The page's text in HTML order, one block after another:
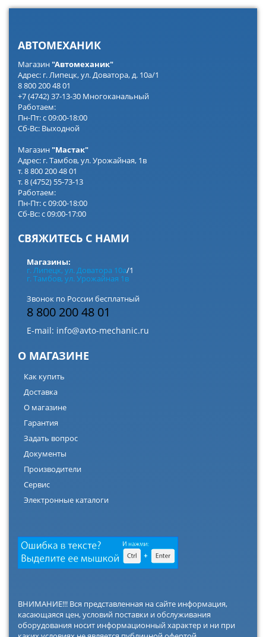
АВТОМЕХАНИК
Магазин"Автомеханик"
Адрес: г. Липецк, ул. Доватора, д. 10а/1
8 800 200 48 01
+7 (4742) 37-13-30 Многоканальный
Работаем:
Пн-Пт: с 09:00-18:00
Сб-Вс: Выходной
Магазин"Мастак"
Адрес: г. Тамбов, ул. Урожайная, 1в
т. 8 800 200 48 01
т. 8 (4752) 55-73-13
Работаем:
Пн-Пт: с 09:00-18:00
Сб-Вс: с 09:00-17:00
СВЯЖИТЕСЬ С НАМИ
Магазины:
г. Липецк, ул. Доватора 10а/1
г. Тамбов, ул. Урожайная 1в
Звонок по России бесплатный
8 800 200 48 01
E-mail: info@avto-mechanic.ru
О МАГАЗИНЕ
Как купить
Доставка
О магазине
Гарантия
Задать вопрос
Документы
Производители
Сервис
Электронные каталоги
ВНИМАНИЕ!!! Вся представленная на сайте информация,
касающаяся цен, условий поставки и обслуживания
оборудования носит информационный характер и ни при